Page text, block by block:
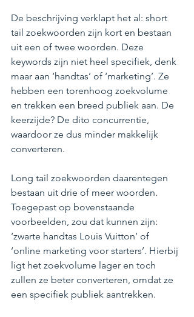
De beschrijving verklapt het al: short
tail zoekwoorden zijn kort en bestaan
uit een of twee woorden. Deze
keywords zijn niet heel specifiek, denk
maar aan ‘handtas’ of ‘marketing’. Ze
hebben een torenhoog zoekvolume
en trekken een breed publiek aan. De
keerzijde? De dito concurrentie,
waardoor ze dus minder makkelijk
converteren.
Long tail zoekwoorden daarentegen
bestaan uit drie of meer woorden.
Toegepast op bovenstaande
voorbeelden, zou dat kunnen zijn:
‘zwarte handtas Louis Vuitton’ of
‘online marketing voor starters’. Hierbij
ligt het zoekvolume lager en toch
zullen ze beter converteren, omdat ze
een specifiek publiek aantrekken.